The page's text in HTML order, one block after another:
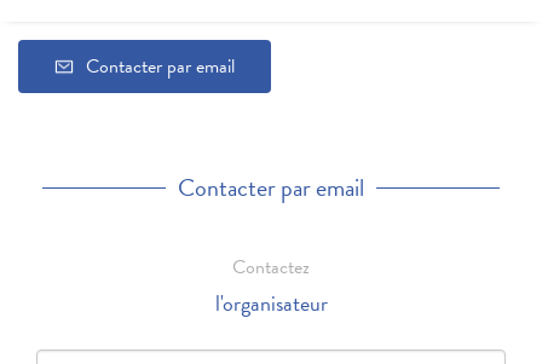
Contacter par email
Contacter par email
Contactez
l'organisateur